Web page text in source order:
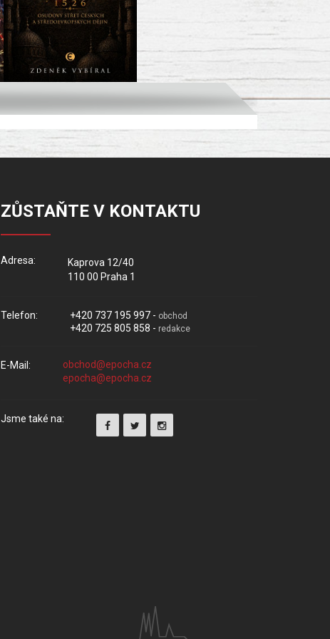
ZŮSTAŇTE V KONTAKTU
Adresa:
Kaprova 12/40
110 00 Praha 1
Telefon: +420 737 195 997 - obchod
+420 725 805 858 - redakce
E-Mail:
Jsme také na: